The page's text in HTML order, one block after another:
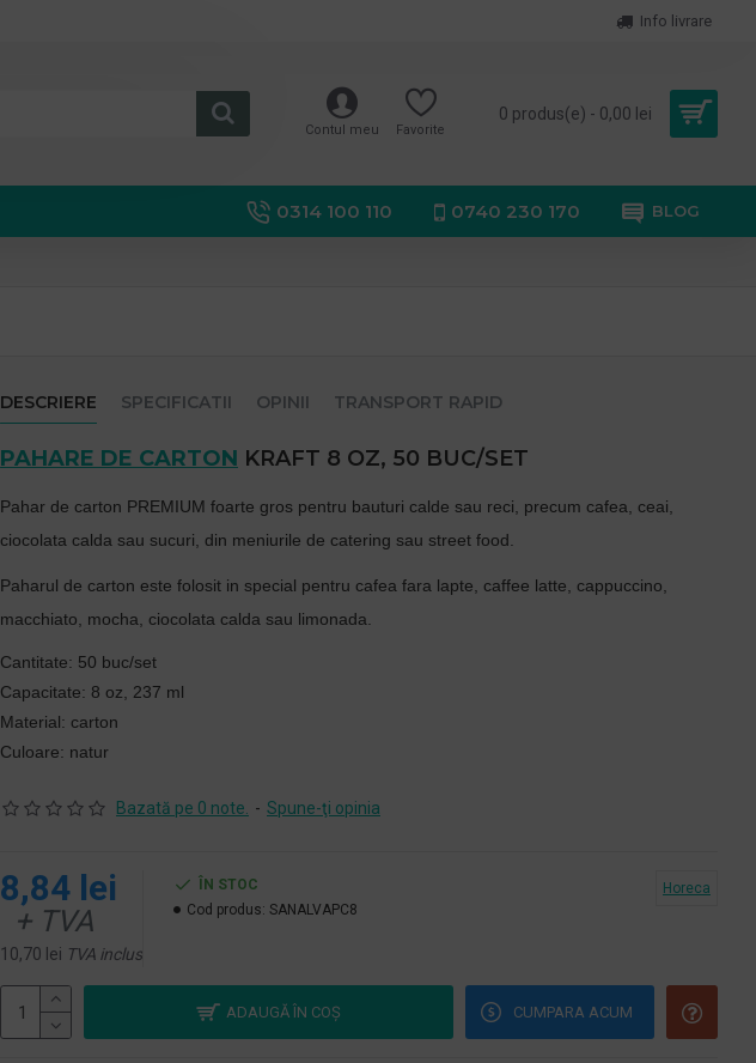
Info livrare
Contul meu Favorite
0 produs(e) - 0,00 lei
0314 100 110 0740 230 170 BLOG
DESCRIERE SPECIFICATII OPINII TRANSPORT RAPID
PAHARE DE CARTON KRAFT 8 OZ, 50 BUC/SET
Pahar de carton PREMIUM foarte gros pentru bauturi calde sau reci, precum cafea, ceai,
ciocolata calda sau sucuri, din meniurile de catering sau street food.
Paharul de carton este folosit in special pentru cafea fara lapte, caffee latte, cappuccino,
macchiato, mocha, ciocolata calda sau limonada.
Cantitate: 50 buc/set
Capacitate: 8 oz, 237 ml
Material: carton
Culoare: natur
Bazată pe 0 note. - Spune-ţi opinia
8,84 lei
+ TVA
10,70 lei TVA inclus
ÎN STOC
Cod produs: SANALVAPC8
Horeca
ADAUGĂ ÎN COŞ CUMPARA ACUM